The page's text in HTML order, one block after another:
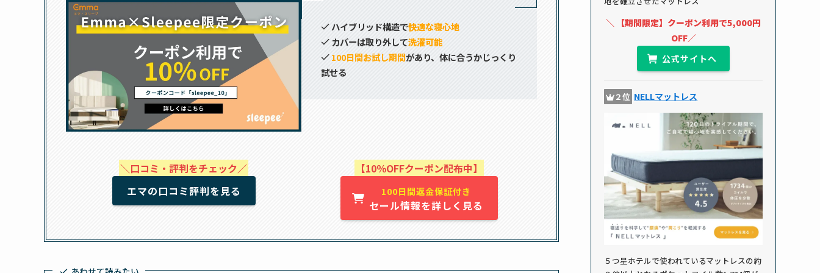
ハイブリッド構造で快適な寝心地
カバーは取り外して洗濯可能
100日間お試し期間があり、体に合うかじっくり
試せる
＼口コミ・評判をチェック／
エマの口コミ評判を見る
【10％OFFクーポン配布中】
100日間返金保証付き
セール情報を詳しく見る
＼ 【期間限定】クーポン利用で5,000円
OFF／
公式サイトへ
２位 NELLマットレス
５つ星ホテルで使われているマットレスの約